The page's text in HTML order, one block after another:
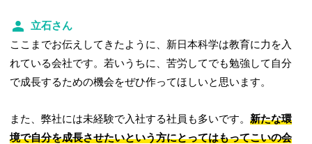
立石さん
ここまでお伝えしてきたように、新日本科学は教育に力を入
れている会社です。若いうちに、苦労してでも勉強して自分
で成長するための機会をぜひ作ってほしいと思います。
また、弊社には未経験で入社する社員も多いです。新たな環
境で自分を成長させたいという方にとってはもってこいの会